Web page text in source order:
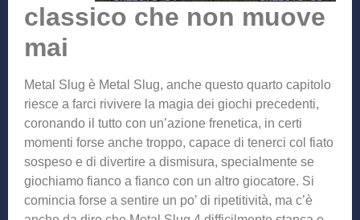
classico che non muove
mai
Metal Slug è Metal Slug, anche questo quarto capitolo
riesce a farci rivivere la magia dei giochi precedenti,
coronando il tutto con un’azione frenetica, in certi
momenti forse anche troppo, capace di tenerci col fiato
sospeso e di divertire a dismisura, specialmente se
giochiamo fianco a fianco con un altro giocatore. Si
comincia forse a sentire un po’ di ripetitività, ma c’è